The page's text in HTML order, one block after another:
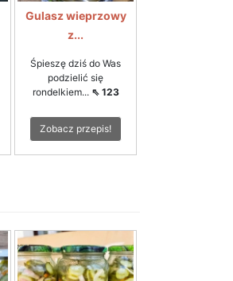
Gulasz wieprzowy
z...
Śpieszę dziś do Was
podzielić się
rondelkiem... ⇖ 123
Zobacz przepis!